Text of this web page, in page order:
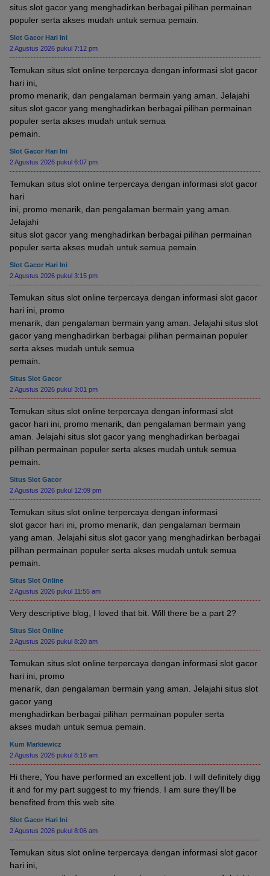
situs slot gacor yang menghadirkan berbagai pilihan permainan
populer serta akses mudah untuk semua pemain.
Slot Gacor Hari Ini
2 Agustus 2026 pukul 7:12 pm
Temukan situs slot online terpercaya dengan informasi slot gacor
hari ini,
promo menarik, dan pengalaman bermain yang aman. Jelajahi
situs slot gacor yang menghadirkan berbagai pilihan permainan
populer serta akses mudah untuk semua
pemain.
Slot Gacor Hari Ini
2 Agustus 2026 pukul 6:07 pm
Temukan situs slot online terpercaya dengan informasi slot gacor
hari
ini, promo menarik, dan pengalaman bermain yang aman.
Jelajahi
situs slot gacor yang menghadirkan berbagai pilihan permainan
populer serta akses mudah untuk semua pemain.
Slot Gacor Hari Ini
2 Agustus 2026 pukul 3:15 pm
Temukan situs slot online terpercaya dengan informasi slot gacor
hari ini, promo
menarik, dan pengalaman bermain yang aman. Jelajahi situs slot
gacor yang menghadirkan berbagai pilihan permainan populer
serta akses mudah untuk semua
pemain.
Situs Slot Gacor
2 Agustus 2026 pukul 3:01 pm
Temukan situs slot online terpercaya dengan informasi slot
gacor hari ini, promo menarik, dan pengalaman bermain yang
aman. Jelajahi situs slot gacor yang menghadirkan berbagai
pilihan permainan populer serta akses mudah untuk semua
pemain.
Situs Slot Gacor
2 Agustus 2026 pukul 12:09 pm
Temukan situs slot online terpercaya dengan informasi
slot gacor hari ini, promo menarik, dan pengalaman bermain
yang aman. Jelajahi situs slot gacor yang menghadirkan berbagai
pilihan permainan populer serta akses mudah untuk semua
pemain.
Situs Slot Online
2 Agustus 2026 pukul 11:55 am
Very descriptive blog, I loved that bit. Will there be a part 2?
Situs Slot Online
2 Agustus 2026 pukul 8:20 am
Temukan situs slot online terpercaya dengan informasi slot gacor
hari ini, promo
menarik, dan pengalaman bermain yang aman. Jelajahi situs slot
gacor yang
menghadirkan berbagai pilihan permainan populer serta
akses mudah untuk semua pemain.
Kum Markiewicz
2 Agustus 2026 pukul 8:18 am
Hi there, You have performed an excellent job. I will definitely digg
it and for my part suggest to my friends. I am sure they’ll be
benefited from this web site.
Slot Gacor Hari Ini
2 Agustus 2026 pukul 8:06 am
Temukan situs slot online terpercaya dengan informasi slot gacor
hari ini,